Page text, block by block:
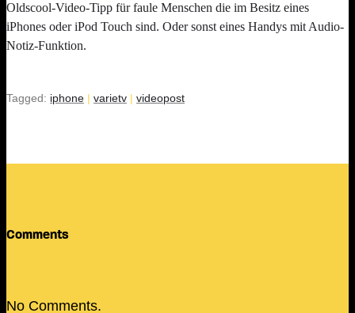
Oldscool-Video-Tipp für faule Menschen die im Besitz eines
iPhones oder iPod Touch sind. Oder sonst eines Handys mit Audio-
Notiz-Funktion.
Tagged: iphone | varietv | videopost
Comments
No Comments.